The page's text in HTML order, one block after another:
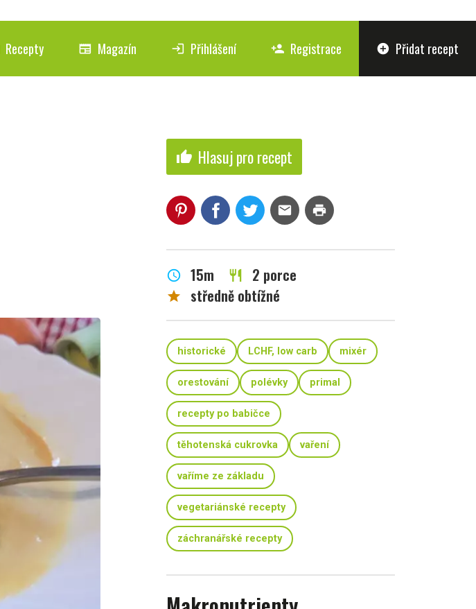
Recepty newspaper Magazín login Přihlášení person_add Registrace add_circle Přidat recept
thumb_up Hlasuj pro recept
mail print
schedule 15m restaurant 2 porce
star středně obtížné
historické LCHF, low carb mixér
orestování polévky primal
recepty po babičce
těhotenská cukrovka vaření
vaříme ze základu
vegetariánské recepty
záchranářské recepty